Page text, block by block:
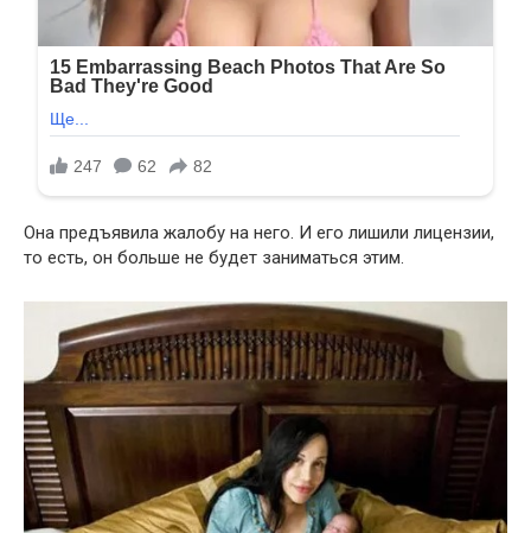
Она предъявила жалобу на него. И его лишили лицензии,
то есть, он больше не будет заниматься этим.